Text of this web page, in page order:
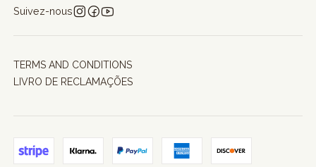
Suivez-nous
TERMS AND CONDITIONS
LIVRO DE RECLAMAÇÕES